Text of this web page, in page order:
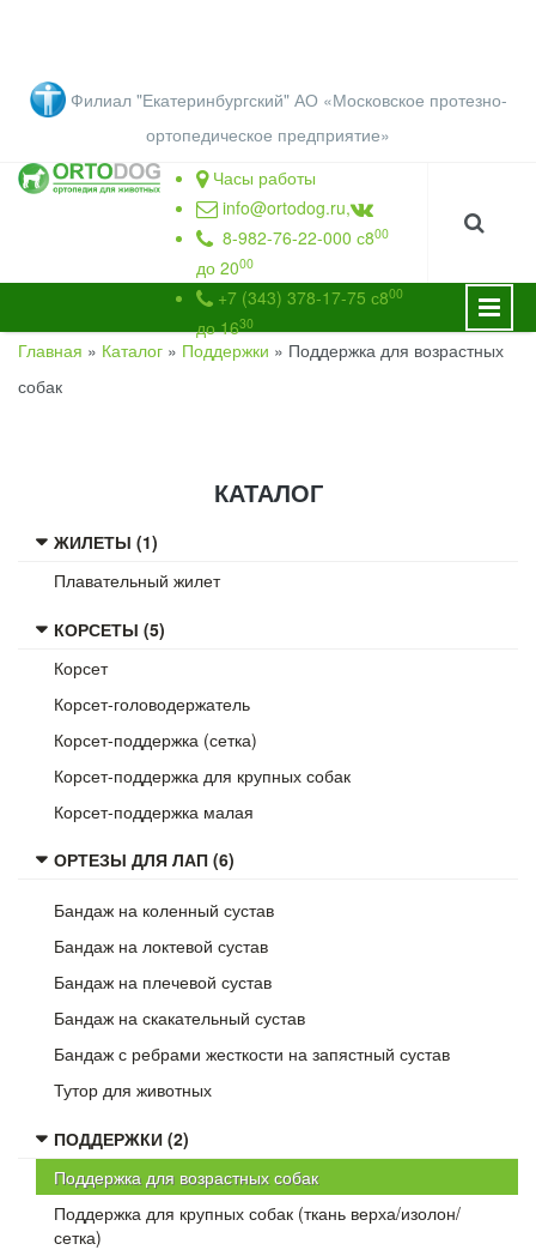
Филиал "Екатеринбургский" АО «Московское протезно-
ортопедическое предприятие»
Часы работы
info@ortodog.ru,
8-982-76-22-000 с800
до 2000
+7 (343) 378-17-75 с800
до 1630
ВЫ ЗДЕСЬ
Главная » Каталог » Поддержки » Поддержка для возрастных
собак
КАТАЛОГ
ЖИЛЕТЫ (1)
Плавательный жилет
КОРСЕТЫ (5)
Корсет
Корсет-головодержатель
Корсет-поддержка (сетка)
Корсет-поддержка для крупных собак
Корсет-поддержка малая
ОРТЕЗЫ ДЛЯ ЛАП (6)
Бандаж на коленный сустав
Бандаж на локтевой сустав
Бандаж на плечевой сустав
Бандаж на скакательный сустав
Бандаж с ребрами жесткости на запястный сустав
Тутор для животных
ПОДДЕРЖКИ (2)
Поддержка для возрастных собак
Поддержка для крупных собак (ткань верха/изолон/
сетка)